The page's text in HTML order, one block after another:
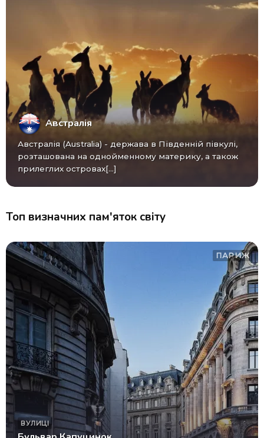
Австралія
Австралія (Australia) - ​​держава в Південній півкулі,
розташована на однойменному материку, а також
прилеглих островах[...]
Топ визначних пам'яток світу
ПАРИЖ
ВУЛИЦІ